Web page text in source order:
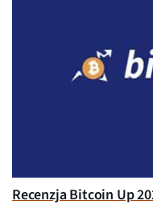
Recenzja Bitcoin Up